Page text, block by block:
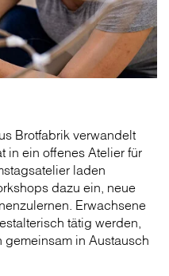
Brotfabrik verwandelt
in ein offenes Atelier für
laden
dazu ein, neue
Erwachsene
tätig werden,
in Austausch